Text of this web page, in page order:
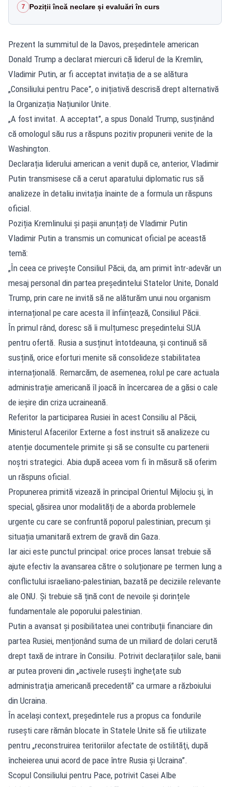
7 Poziții încă neclare și evaluări în curs
Prezent la summitul de la Davos, președintele american
Donald Trump a declarat miercuri că liderul de la Kremlin,
Vladimir Putin, ar fi acceptat invitația de a se alătura
„Consiliului pentru Pace”, o inițiativă descrisă drept alternativă
la Organizația Națiunilor Unite.
„A fost invitat. A acceptat”, a spus Donald Trump, susținând
că omologul său rus a răspuns pozitiv propunerii venite de la
Washington.
Declarația liderului american a venit după ce, anterior, Vladimir
Putin transmisese că a cerut aparatului diplomatic rus să
analizeze în detaliu invitația înainte de a formula un răspuns
oficial.
Poziția Kremlinului și pașii anunțați de Vladimir Putin
Vladimir Putin a transmis un comunicat oficial pe această
temă:
„În ceea ce privește Consiliul Păcii, da, am primit într-adevăr un
mesaj personal din partea președintelui Statelor Unite, Donald
Trump, prin care ne invită să ne alăturăm unui nou organism
internațional pe care acesta îl înființează, Consiliul Păcii.
În primul rând, doresc să îi mulțumesc președintelui SUA
pentru ofertă. Rusia a susținut întotdeauna, și continuă să
susțină, orice eforturi menite să consolideze stabilitatea
internațională. Remarcăm, de asemenea, rolul pe care actuala
administrație americană îl joacă în încercarea de a găsi o cale
de ieșire din criza ucraineană.
Referitor la participarea Rusiei în acest Consiliu al Păcii,
Ministerul Afacerilor Externe a fost instruit să analizeze cu
atenție documentele primite și să se consulte cu partenerii
noștri strategici. Abia după aceea vom fi în măsură să oferim
un răspuns oficial.
Propunerea primită vizează în principal Orientul Mijlociu și, în
special, găsirea unor modalități de a aborda problemele
urgente cu care se confruntă poporul palestinian, precum și
situația umanitară extrem de gravă din Gaza.
Iar aici este punctul principal: orice proces lansat trebuie să
ajute efectiv la avansarea către o soluționare pe termen lung a
conflictului israeliano-palestinian, bazată pe deciziile relevante
ale ONU. Și trebuie să țină cont de nevoile și dorințele
fundamentale ale poporului palestinian.
Putin a avansat și posibilitatea unei contribuții financiare din
partea Rusiei, menționând suma de un miliard de dolari cerută
drept taxă de intrare în Consiliu. Potrivit declarațiilor sale, banii
ar putea proveni din „activele ruseşti îngheţate sub
administraţia americană precedentă” ca urmare a războiului
din Ucraina.
În același context, președintele rus a propus ca fondurile
rusești care rămân blocate în Statele Unite să fie utilizate
pentru „reconstruirea teritoriilor afectate de ostilităţi, după
încheierea unui acord de pace între Rusia şi Ucraina”.
Scopul Consiliului pentru Pace, potrivit Casei Albe